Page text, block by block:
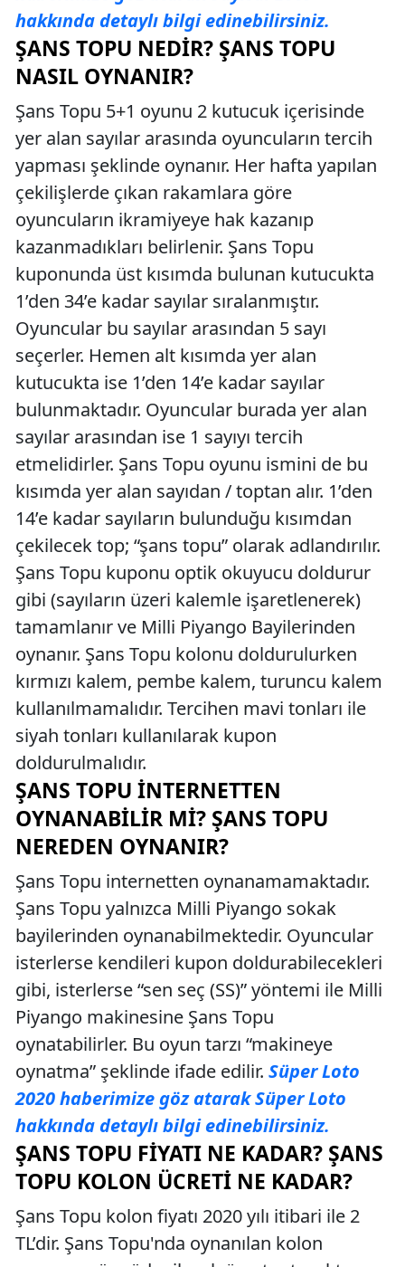
hakkında detaylı bilgi edinebilirsiniz.
ŞANS TOPU NEDIR? ŞANS TOPU
NASIL OYNANIR?
Şans Topu 5+1 oyunu 2 kutucuk içerisinde
yer alan sayılar arasında oyuncuların tercih
yapması şeklinde oynanır. Her hafta yapılan
çekilişlerde çıkan rakamlara göre
oyuncuların ikramiyeye hak kazanıp
kazanmadıkları belirlenir. Şans Topu
kuponunda üst kısımda bulunan kutucukta
1’den 34’e kadar sayılar sıralanmıştır.
Oyuncular bu sayılar arasından 5 sayı
seçerler. Hemen alt kısımda yer alan
kutucukta ise 1’den 14’e kadar sayılar
bulunmaktadır. Oyuncular burada yer alan
sayılar arasından ise 1 sayıyı tercih
etmelidirler. Şans Topu oyunu ismini de bu
kısımda yer alan sayıdan / toptan alır. 1’den
14’e kadar sayıların bulunduğu kısımdan
çekilecek top; “şans topu” olarak adlandırılır.
Şans Topu kuponu optik okuyucu doldurur
gibi (sayıların üzeri kalemle işaretlenerek)
tamamlanır ve Milli Piyango Bayilerinden
oynanır. Şans Topu kolonu doldurulurken
kırmızı kalem, pembe kalem, turuncu kalem
kullanılmamalıdır. Tercihen mavi tonları ile
siyah tonları kullanılarak kupon
doldurulmalıdır.
ŞANS TOPU İNTERNETTEN
OYNANABILIR MI? ŞANS TOPU
NEREDEN OYNANIR?
Şans Topu internetten oynanamamaktadır.
Şans Topu yalnızca Milli Piyango sokak
bayilerinden oynanabilmektedir. Oyuncular
isterlerse kendileri kupon doldurabilecekleri
gibi, isterlerse “sen seç (SS)” yöntemi ile Milli
Piyango makinesine Şans Topu
oynatabilirler. Bu oyun tarzı “makineye
oynatma” şeklinde ifade edilir. Süper Loto
2020 haberimize göz atarak Süper Loto
hakkında detaylı bilgi edinebilirsiniz.
ŞANS TOPU FIYATI NE KADAR? ŞANS
TOPU KOLON ÜCRETI NE KADAR?
Şans Topu kolon fiyatı 2020 yılı itibari ile 2
TL’dir. Şans Topu'nda oynanılan kolon